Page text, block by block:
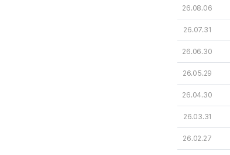
26.08.06
26.07.31
26.06.30
26.05.29
26.04.30
26.03.31
26.02.27